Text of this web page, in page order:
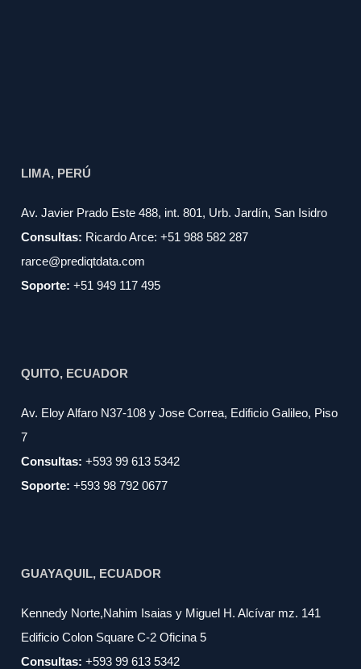
LIMA, PERÚ
Av. Javier Prado Este 488, int. 801, Urb. Jardín, San Isidro
Consultas: Ricardo Arce: +51 988 582 287
rarce@prediqtdata.com
Soporte: +51 949 117 495
QUITO, ECUADOR
Av. Eloy Alfaro N37-108 y Jose Correa, Edificio Galileo, Piso
7
Consultas: +593 99 613 5342
Soporte: +593 98 792 0677
GUAYAQUIL, ECUADOR
Kennedy Norte,Nahim Isaias y Miguel H. Alcívar mz. 141
Edificio Colon Square C-2 Oficina 5
Consultas: +593 99 613 5342